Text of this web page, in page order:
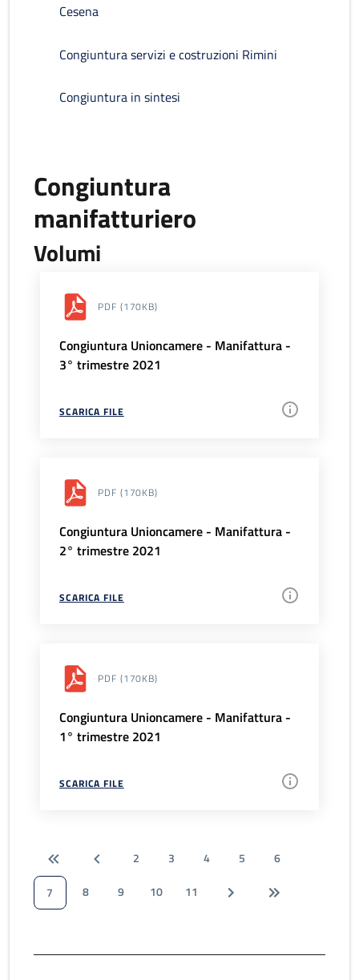
Cesena
Congiuntura servizi e costruzioni Rimini
Congiuntura in sintesi
Congiuntura
manifatturiero
Volumi
PDF (170KB)
Congiuntura Unioncamere - Manifattura -
3° trimestre 2021
SCARICA FILE
PDF (170KB)
Congiuntura Unioncamere - Manifattura -
2° trimestre 2021
SCARICA FILE
PDF (170KB)
Congiuntura Unioncamere - Manifattura -
1° trimestre 2021
SCARICA FILE
2 3 4 5
6
7
8 9 10 11